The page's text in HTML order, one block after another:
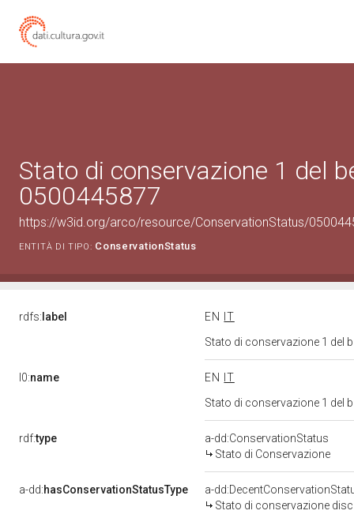
Stato di conservazione 1 del
0500445877
https://w3id.org/arco/resource/ConservationStatus/
ENTITÀ DI TIPO: ConservationStatus
rdfs: label EN
IT
Stato di conservazione 1 del
l0:name EN
IT
Stato di conservazione 1 del
rdf:type
a-dd:ConservationStatus
Stato di Conservazione
a-dd:hasConservationStatusType
a-
Stato di conservazione